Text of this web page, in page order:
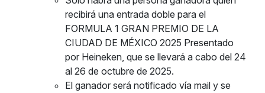
recibirá una entrada doble para el
FORMULA 1 GRAN PREMIO DE LA
CIUDAD DE MÉXICO 2025 Presentado
por Heineken, que se llevará a cabo del 24
al 26 de octubre de 2025.
El ganador será notificado vía mail y se